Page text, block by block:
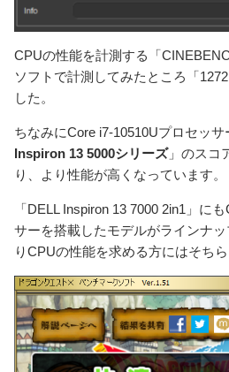
CPUの性能を計測する「
ソフトで計測してみたところ「
した。
ちなみにCore i7-10510Uプロセッ
Inspiron 13 5000シリーズ」のスコ
り、より性能が高くなっています。
「DELL Inspiron 13 7000 2in1」に
サーを搭載したモデルがラインナ
りCPUの性能を求める方にはそちら